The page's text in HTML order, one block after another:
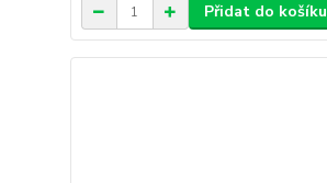
Přidat do košíku